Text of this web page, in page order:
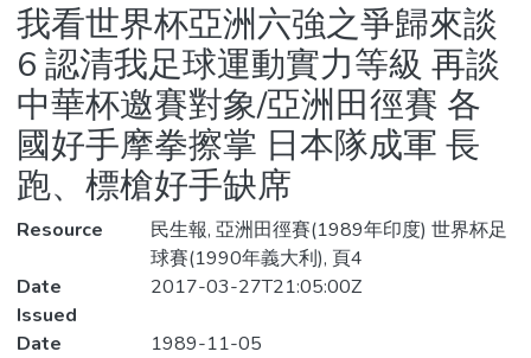
Statistics
我看世界杯亞洲六強之爭歸來談
6 認清我足球運動實力等級 再談
中華杯邀賽對象/亞洲田徑賽 各
國好手摩拳擦掌 日本隊成軍 長
跑、標槍好手缺席
Resource
民生報, 亞洲田徑賽(1989年印度) 世界杯足
球賽(1990年義大利), 頁4
Date
Issued
2017-03-27T21:05:00Z
Date
1989-11-05